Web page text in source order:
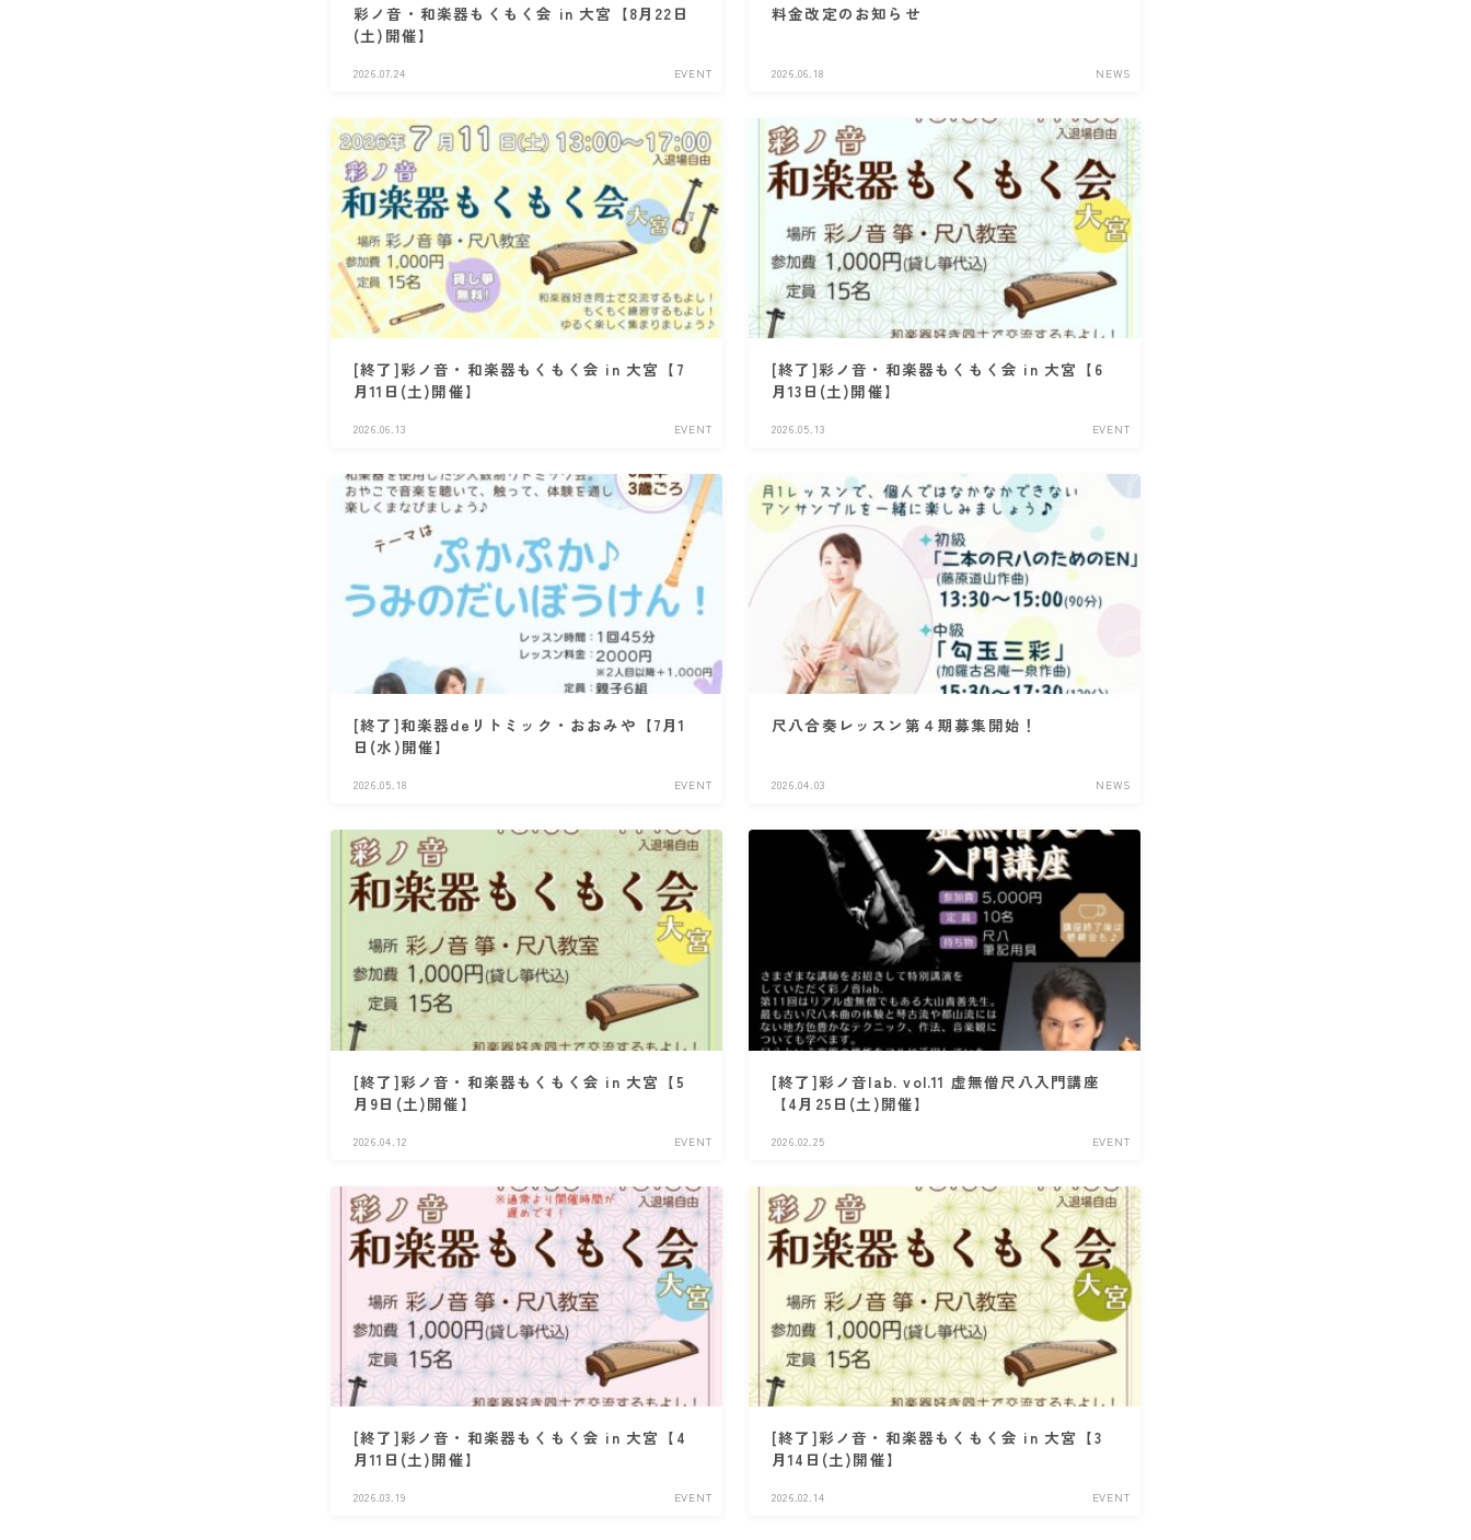
彩ノ音・和楽器もくもく会 in 大宮【8月22日
(土)開催】
2026.07.24 EVENT
料金改定のお知らせ
2026.06.18 NEWS
[終了]彩ノ音・和楽器もくもく会 in 大宮【7
月11日(土)開催】
2026.06.13 EVENT
[終了]彩ノ音・和楽器もくもく会 in 大宮【6
月13日(土)開催】
2026.05.13 EVENT
[終了]和楽器deリトミック・おおみや【7月1
日(水)開催】
2026.05.18 EVENT
尺八合奏レッスン第４期募集開始！
2026.04.03 NEWS
[終了]彩ノ音・和楽器もくもく会 in 大宮【5
月9日(土)開催】
2026.04.12 EVENT
[終了]彩ノ音lab. vol.11​​ 虚無僧尺八入門講座
【4月25日(土)開催】
2026.02.25 EVENT
[終了]彩ノ音・和楽器もくもく会 in 大宮【4
月11日(土)開催】
2026.03.19 EVENT
[終了]彩ノ音・和楽器もくもく会 in 大宮【3
月14日(土)開催】
2026.02.14 EVENT